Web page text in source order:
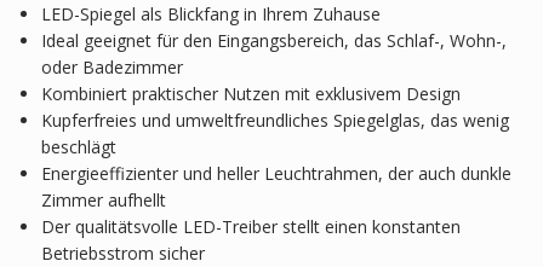
LED-Spiegel als Blickfang in Ihrem Zuhause
Ideal geeignet für den Eingangsbereich, das Schlaf-, Wohn-,
oder Badezimmer
Kombiniert praktischer Nutzen mit exklusivem Design
Kupferfreies und umweltfreundliches Spiegelglas, das wenig
beschlägt
Energieeffizienter und heller Leuchtrahmen, der auch dunkle
Zimmer aufhellt
Der qualitätsvolle LED-Treiber stellt einen konstanten
Betriebsstrom sicher